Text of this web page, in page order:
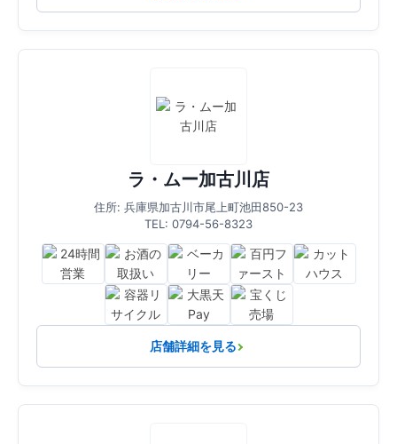
ラ・ムー加古川店
住所: 兵庫県加古川市尾上町池田850-23
TEL: 0794-56-8323
店舗詳細を見る